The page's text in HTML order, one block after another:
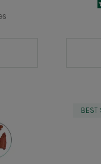
BEST